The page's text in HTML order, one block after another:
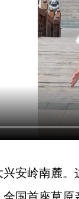
安岭南麓